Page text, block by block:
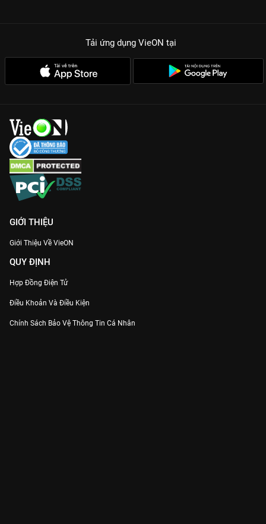
Tải ứng dụng VieON tại
GIỚI THIỆU
Giới Thiệu Về VieON
QUY ĐỊNH
Hợp Đồng Điện Tử
Điều Khoản Và Điều Kiện
Chính Sách Bảo Vệ Thông Tin Cá Nhân